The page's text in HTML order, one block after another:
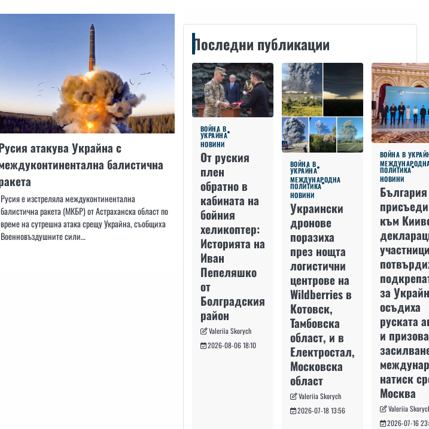
атакува Украйна с
балистична
Русия е изстреляла междуконтинентална
балистична ракета (МКБР) от Астраханска област по
време на сутрешна атака срещу Украйна, съобщиха
Военновъздушните сили…
Последни публикации
ВОЙНА В
УКРАЙНА
НОВИНИ
От руския
плен
обратно в
кабината на
бойния
хеликоптер:
Историята на
Иван
Пепеляшко
от
Болградския
район
Valeriia Skorych
2026-08-06 18:10
ВОЙНА В
УКРАЙНА
МЕЖДУНАРОДНА
ПОЛИТИКА
НОВИНИ
Украински
дронове
поразиха
през нощта
логистични
центрове на
Wildberries в
Котовск,
Тамбовска
област, и в
Електростал,
Московска
област
Valeriia Skorych
2026-07-18 13:56
ВОЙНА В
ПОЛИТИКА
НОВИНИ
към
за
осъдиха
руската
и
натиск
Москва
Valeriia
2026-07-16